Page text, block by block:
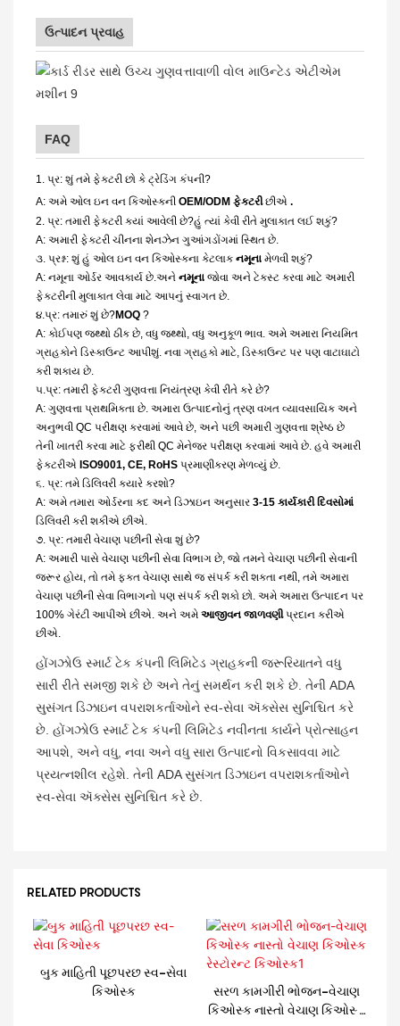
ઉત્પાદન પ્રવાહ
FAQ
1. પ્ર: શું તમે ફેક્ટરી છો કે ટ્રેડિંગ કંપની?
A: અમે ઓલ ઇન વન કિઓસ્કની OEM/ODM ફેક્ટરીછીએ .
2. પ્ર: તમારી ફેક્ટરી ક્યાં આવેલી છે?હું ત્યાં કેવી રીતે મુલાકાત લઈ શકું?
A: અમારી ફેક્ટરી ચીનના શેનઝેન ગુઆંગડોંગમાં સ્થિત છે.
૩. પ્રશ્ન: શું હું ઓલ ઇન વન કિઓસ્કના કેટલાક નમૂના મેળવી શકું?
A: નમૂના ઓર્ડર આવકાર્ય છે.અને નમૂના જોવા અને ટેક્સ્ટ કરવા માટે અમારી
ફેક્ટરીની મુલાકાત લેવા માટે આપનું સ્વાગત છે.
૪.પ્ર: તમારું શું છે?MOQ ?
A: કોઈપણ જથ્થો ઠીક છે, વધુ જથ્થો, વધુ અનુકૂળ ભાવ. અમે અમારા નિયમિત
ગ્રાહકોને ડિસ્કાઉન્ટ આપીશું. નવા ગ્રાહકો માટે, ડિસ્કાઉન્ટ પર પણ વાટાઘાટો
કરી શકાય છે.
૫.પ્ર: તમારી ફેક્ટરી ગુણવત્તા નિયંત્રણ કેવી રીતે કરે છે?
A: ગુણવત્તા પ્રાથમિકતા છે. અમારા ઉત્પાદનોનું ત્રણ વખત વ્યાવસાયિક અને
અનુભવી QC પરીક્ષણ કરવામાં આવે છે, અને પછી અમારી ગુણવત્તા શ્રેષ્ઠ છે
તેની ખાતરી કરવા માટે ફરીથી QC મેનેજર પરીક્ષણ કરવામાં આવે છે. હવે અમારી
ફેક્ટરીએ ISO9001, CE, RoHS પ્રમાણીકરણ મેળવ્યું છે.
૬. પ્ર: તમે ડિલિવરી ક્યારે કરશો?
A: અમે તમારા ઓર્ડરના કદ અને ડિઝાઇન અનુસાર 3-15 કાર્યકારી દિવસોમાં
ડિલિવરી કરી શકીએ છીએ.
૭. પ્ર: તમારી વેચાણ પછીની સેવા શું છે?
A: અમારી પાસે વેચાણ પછીની સેવા વિભાગ છે, જો તમને વેચાણ પછીની સેવાની
જરૂર હોય, તો તમે ફક્ત વેચાણ સાથે જ સંપર્ક કરી શકતા નથી, તમે અમારા
વેચાણ પછીની સેવા વિભાગનો પણ સંપર્ક કરી શકો છો. અમે અમારા ઉત્પાદન પર
100% ગેરંટી આપીએ છીએ. અને અમે આજીવન જાળવણીપ્રદાન કરીએ
છીએ.
હોંગઝોઉ સ્માર્ટ ટેક કંપની લિમિટેડ ગ્રાહકની જરૂરિયાતને વધુ
સારી રીતે સમજી શકે છે અને તેનું સમર્થન કરી શકે છે. તેની ADA
સુસંગત ડિઝાઇન વપરાશકર્તાઓને સ્વ-સેવા ઍક્સેસ સુનિશ્ચિત કરે
છે. હોંગઝોઉ સ્માર્ટ ટેક કંપની લિમિટેડ નવીનતા કાર્યને પ્રોત્સાહન
આપશે, અને વધુ, નવા અને વધુ સારા ઉત્પાદનો વિકસાવવા માટે
પ્રયત્નશીલ રહેશે. તેની ADA સુસંગત ડિઝાઇન વપરાશકર્તાઓને
સ્વ-સેવા ઍક્સેસ સુનિશ્ચિત કરે છે.
RELATED PRODUCTS
બુક માહિતી પૂછપરછ સ્વ-સેવા
કિઓસ્ક
સરળ કામગીરી ભોજન-વેચાણ
કિઓસ્ક નાસ્તો વેચાણ કિઓસ્ક